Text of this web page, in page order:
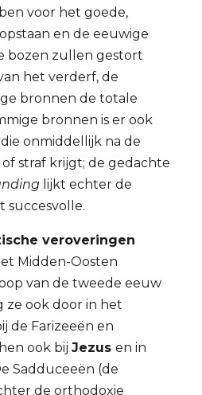
voor het goede,
en de eeuwige
bozen zullen gestort
het verderf, de
bronnen de totale
bronnen is er ook
die onmiddellijk na de
straf krijgt; de gedachte
lijkt echter de
succesvolle.
veroveringen
Midden-Oosten
van de tweede eeuw
ze ook door in het
de Farizeeën en
ook bij Jezus en in
Sadduceeën (de
de orthodoxie